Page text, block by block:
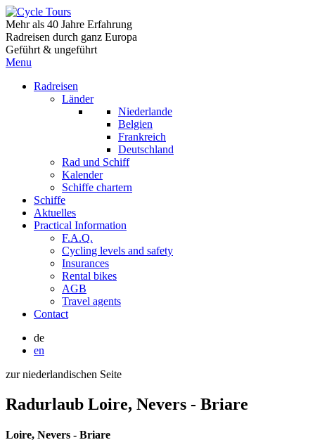
Mehr als 40 Jahre Erfahrung
Radreisen durch ganz Europa
Geführt & ungeführt
Menu
Radreisen
Länder
Niederlande
Belgien
Frankreich
Deutschland
Rad und Schiff
Kalender
Schiffe chartern
Schiffe
Aktuelles
Practical Information
F.A.Q.
Cycling levels and safety
Insurances
Rental bikes
AGB
Travel agents
Contact
de
en
zur niederlandischen Seite
Radurlaub Loire, Nevers - Briare
Loire, Nevers - Briare